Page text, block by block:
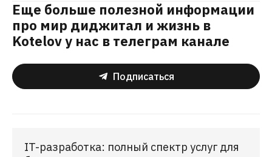
Еще больше полезной информации
про мир диджитал и жизнь в
Kotelov у нас в телеграм канале
Подписаться
IT-разработка: полный спектр услуг для